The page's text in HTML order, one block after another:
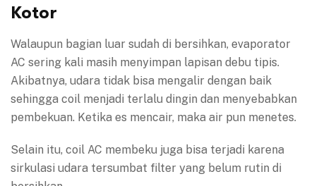
Kotor
Walaupun bagian luar sudah di bersihkan, evaporator
AC sering kali masih menyimpan lapisan debu tipis.
Akibatnya, udara tidak bisa mengalir dengan baik
sehingga coil menjadi terlalu dingin dan menyebabkan
pembekuan. Ketika es mencair, maka air pun menetes.
Selain itu, coil AC membeku juga bisa terjadi karena
sirkulasi udara tersumbat filter yang belum rutin di